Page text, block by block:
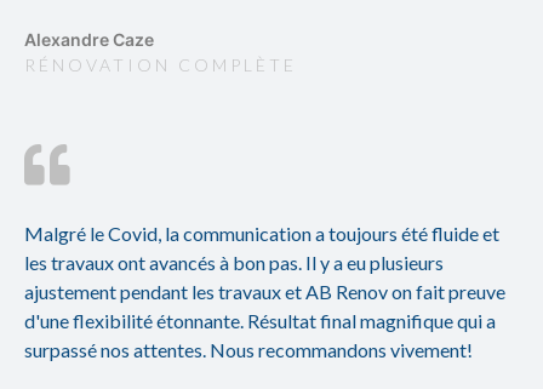
Alexandre Caze
RÉNOVATION COMPLÈTE
Malgré le Covid, la communication a toujours été fluide et
les travaux ont avancés à bon pas. Il y a eu plusieurs
ajustement pendant les travaux et AB Renov on fait preuve
d'une flexibilité étonnante. Résultat final magnifique qui a
surpassé nos attentes. Nous recommandons vivement!